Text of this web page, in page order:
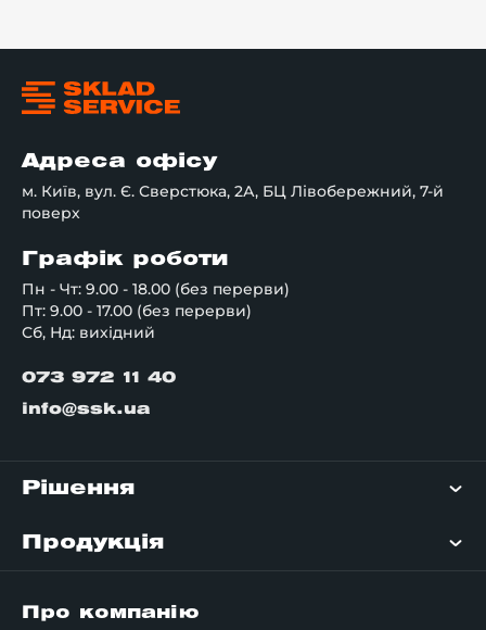
Адреса офісу
м. Київ, вул. Є. Сверстюка, 2А, БЦ Лівобережний, 7-й
поверх
Графік роботи
Пн - Чт: 9.00 - 18.00 (без перерви)
Пт: 9.00 - 17.00 (без перерви)
Сб, Нд: вихідний
073 972 11 40
info@ssk.ua
Рішення
Продукція
Про компанію